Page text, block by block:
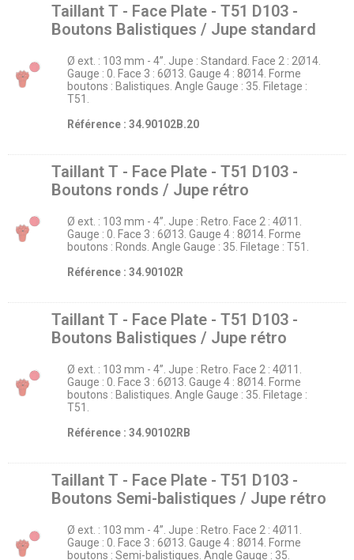
Taillant T - Face Plate - T51 D103 -
Boutons Balistiques / Jupe standard
Ø ext. : 103 mm - 4’’. Jupe : Standard. Face 2 : 2Ø14.
Gauge : 0. Face 3 : 6Ø13. Gauge 4 : 8Ø14. Forme
boutons : Balistiques. Angle Gauge : 35. Filetage :
T51.
Référence : 34.90102B.20
Taillant T - Face Plate - T51 D103 -
Boutons ronds / Jupe rétro
Ø ext. : 103 mm - 4’’. Jupe : Retro. Face 2 : 4Ø11.
Gauge : 0. Face 3 : 6Ø13. Gauge 4 : 8Ø14. Forme
boutons : Ronds. Angle Gauge : 35. Filetage : T51.
Référence : 34.90102R
Taillant T - Face Plate - T51 D103 -
Boutons Balistiques / Jupe rétro
Ø ext. : 103 mm - 4’’. Jupe : Retro. Face 2 : 4Ø11.
Gauge : 0. Face 3 : 6Ø13. Gauge 4 : 8Ø14. Forme
boutons : Balistiques. Angle Gauge : 35. Filetage :
T51.
Référence : 34.90102RB
Taillant T - Face Plate - T51 D103 -
Boutons Semi-balistiques / Jupe rétro
Ø ext. : 103 mm - 4’’. Jupe : Retro. Face 2 : 4Ø11.
Gauge : 0. Face 3 : 6Ø13. Gauge 4 : 8Ø14. Forme
boutons : Semi-balistiques. Angle Gauge : 35.